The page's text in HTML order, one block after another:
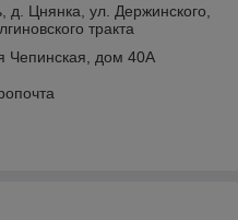
Цнянка, ул. Держинского,
тракта
Чепинская, дом 40А